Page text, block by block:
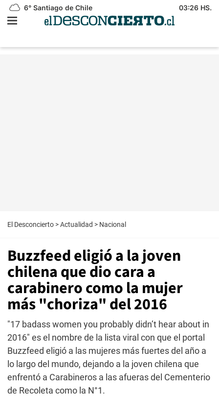
6° Santiago de Chile 03:26 HS.
El Desconcierto >Actualidad > Nacional
Buzzfeed eligió a la joven
chilena que dio cara a
carabinero como la mujer
más "choriza" del 2016
"17 badass women you probably didn’t hear about in
2016" es el nombre de la lista viral con que el portal
Buzzfeed eligió a las mujeres más fuertes del año a
lo largo del mundo, dejando a la joven chilena que
enfrentó a Carabineros a las afueras del Cementerio
de Recoleta como la N°1.